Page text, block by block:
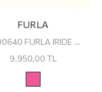
FURLA
WP00640 FURLA IRIDE S COMPACT WALLET W/REMOVABLE CARD CASE
9.950,00 TL